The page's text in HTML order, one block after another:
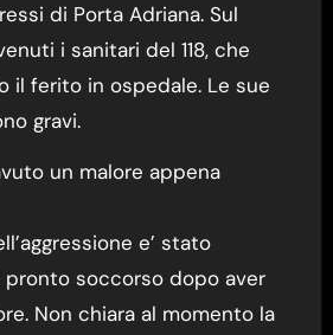
di Porta Adriana. Sul
i sanitari del 118, che
il ferito in ospedale. Le sue
gravi.
un malore appena
e’ stato
pronto soccorso dopo aver
Non chiara al momento la